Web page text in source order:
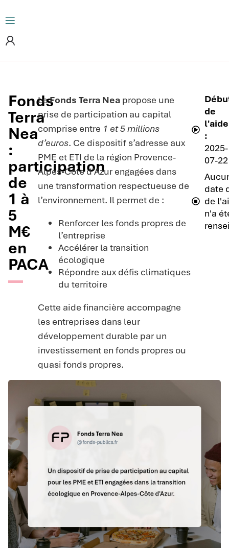
Fonds
Terra
Nea
:
participation
de
1 à
5
M€
en
PACA
LeFonds Terra Neapropose une
prise de participation au capital
comprise entre 1 et 5 millions
d’euros. Ce dispositif s’adresse aux
PME et ETI de la région Provence-
Alpes-Côte d’Azur engagées dans
une transformation respectueuse de
l’environnement. Il permet de :
Renforcer les fonds propres de
l’entreprise
Accélérer la transition
écologique
Répondre aux défis climatiques
du territoire
Cette aide financière accompagne
les entreprises dans leur
développement durable par un
investissement en fonds propres ou
quasi fonds propres.
de
l'aide
:
2025-
07-22
date
de
n'a